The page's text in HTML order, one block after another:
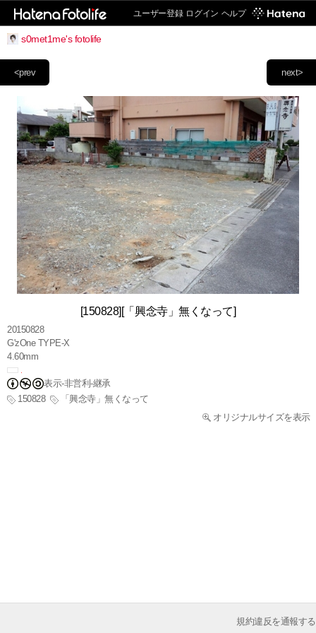
ユーザー登録 ログイン ヘルプ
s0met1me's fotolife
next>
<prev
[150828][「興念寺」無くなって]
20150828
G'zOne TYPE-X
4.60mm
表示-非営利-継承
150828
「興念寺」無くなって
オリジナルサイズを表示
規約違反を通報する